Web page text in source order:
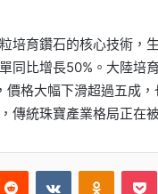
培育鑽石的核心技術，
同比增長50%。大陸培
格大幅下滑超過五成
傳統珠寶產業格局正在